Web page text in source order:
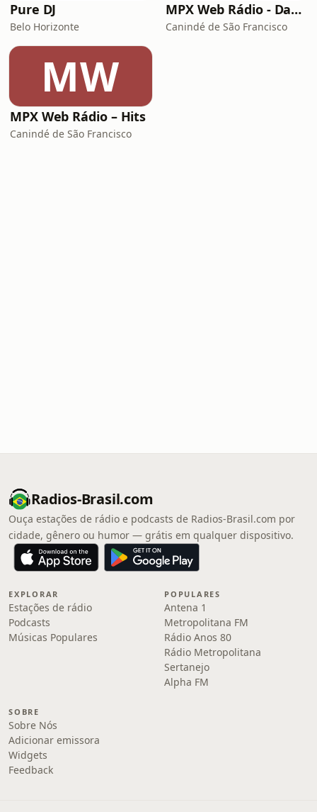
Pure DJ
Belo Horizonte
MPX Web Rádio - Dancemix
Canindé de São Francisco
MW
MPX Web Rádio – Hits
Canindé de São Francisco
Radios-Brasil.com
Ouça estações de rádio e podcasts de Radios-Brasil.com por
cidade, gênero ou humor — grátis em qualquer dispositivo.
EXPLORAR
Estações de rádio
Podcasts
Músicas Populares
POPULARES
Antena 1
Metropolitana FM
Rádio Anos 80
Rádio Metropolitana
Sertanejo
Alpha FM
SOBRE
Sobre Nós
Adicionar emissora
Widgets
Feedback